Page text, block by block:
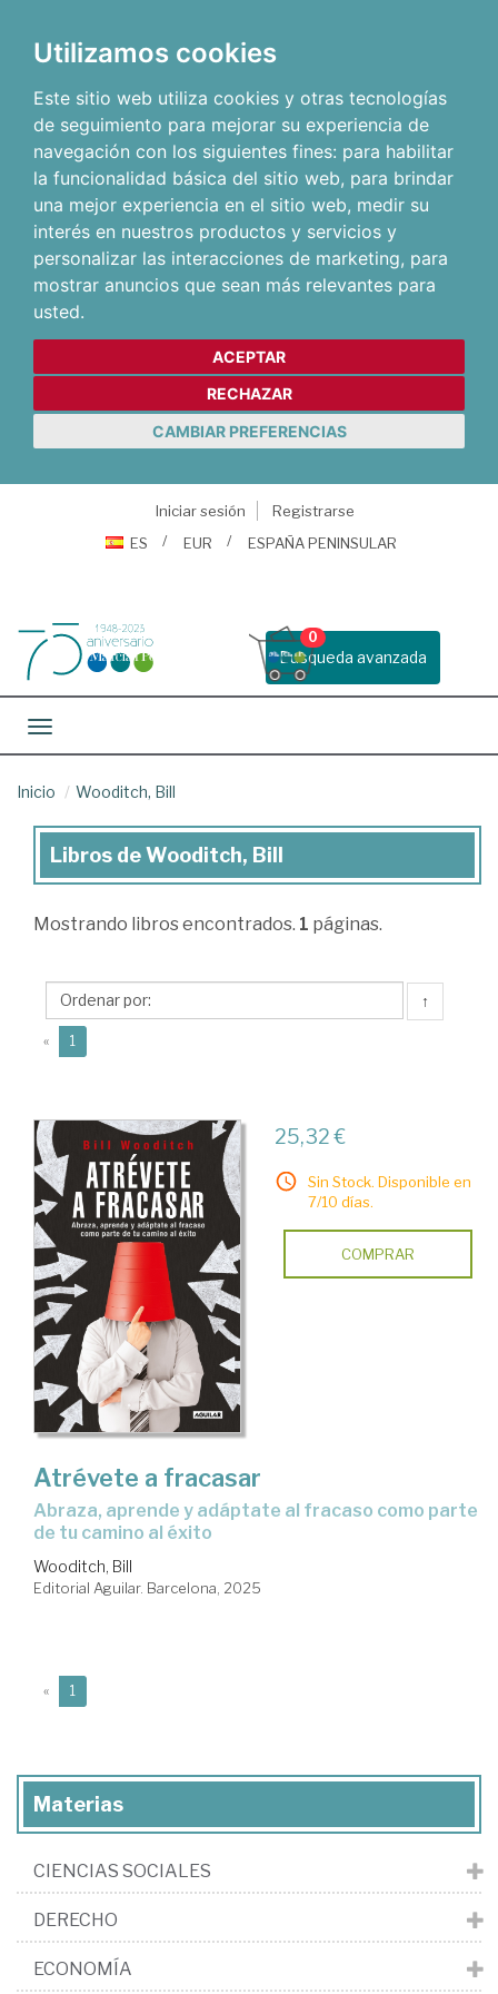
Utilizamos cookies
Este sitio web utiliza cookies y otras tecnologías
de seguimiento para mejorar su experiencia de
navegación con los siguientes fines: para habilitar
la funcionalidad básica del sitio web, para brindar
una mejor experiencia en el sitio web, medir su
interés en nuestros productos y servicios y
personalizar las interacciones de marketing, para
mostrar anuncios que sean más relevantes para
usted.
ACEPTAR
RECHAZAR
CAMBIAR PREFERENCIAS
Iniciar sesión
Registrarse
ES
EUR ESPAÑA PENINSULAR
Busqueda avanzada
0
Toggle navigation
Inicio Wooditch, Bill
Libros
Wooditch,
Libros de Wooditch, Bill
Mostrando libros encontrados. 1 páginas.
↑
« 1
25,32 €
Sin Stock. Disponible en
7/10 días.
COMPRAR
Atrévete a fracasar
Abraza, aprende y adáptate al fracaso como parte
de tu camino al éxito
Wooditch, Bill
Editorial Aguilar. Barcelona, 2025
« 1
Materias
CIENCIAS SOCIALES
DERECHO
ECONOMÍA